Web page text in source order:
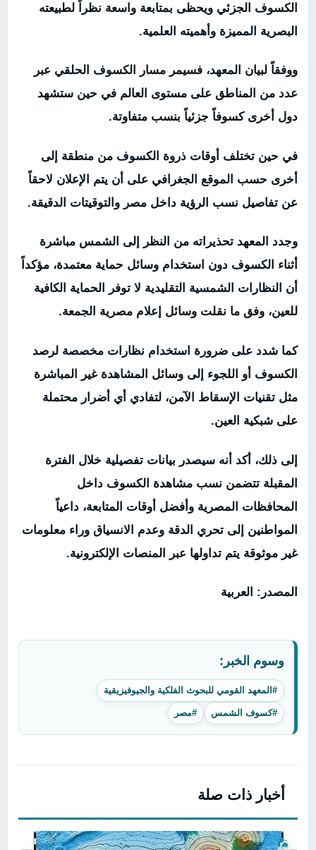
الكسوف الجزئي ويحظى بمتابعة واسعة نظراً لطبيعته
البصرية المميزة وأهميته العلمية.
ووفقاً لبيان المعهد، فسيمر مسار الكسوف الحلقي عبر
عدد من المناطق على مستوى العالم في حين ستشهد
دول أخرى كسوفاً جزئياً بنسب متفاوتة.
في حين تختلف أوقات ذروة الكسوف من منطقة إلى
أخرى حسب الموقع الجغرافي على أن يتم الإعلان لاحقاً
عن تفاصيل نسب الرؤية داخل مصر والتوقيتات الدقيقة.
وجدد المعهد تحذيراته من النظر إلى الشمس مباشرة
أثناء الكسوف دون استخدام وسائل حماية معتمدة، مؤكداً
أن النظارات الشمسية التقليدية لا توفر الحماية الكافية
للعين، وفق ما نقلت وسائل إعلام مصرية الجمعة.
كما شدد على ضرورة استخدام نظارات مخصصة لرصد
الكسوف أو اللجوء إلى وسائل المشاهدة غير المباشرة
مثل تقنيات الإسقاط الآمن، لتفادي أي أضرار محتملة
على شبكية العين.
إلى ذلك، أكد أنه سيصدر بيانات تفصيلية خلال الفترة
المقبلة تتضمن نسب مشاهدة الكسوف داخل
المحافظات المصرية وأفضل أوقات المتابعة، داعياً
المواطنين إلى تحري الدقة وعدم الانسياق وراء معلومات
غير موثوقة يتم تداولها عبر المنصات الإلكترونية.
المصدر: العربية
وسوم الخبر:
#المعهد القومي للبحوث الفلكية والجيوفيزيقية
#كسوف الشمس #مصر
أخبار ذات صلة